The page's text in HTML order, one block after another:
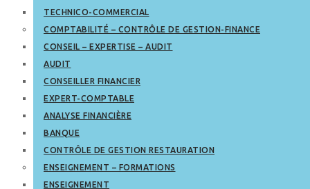
TECHNICO-COMMERCIAL
COMPTABILITÉ – CONTRÔLE DE GESTION-FINANCE
CONSEIL – EXPERTISE – AUDIT
AUDIT
CONSEILLER FINANCIER
EXPERT-COMPTABLE
ANALYSE FINANCIÈRE
BANQUE
CONTRÔLE DE GESTION RESTAURATION
ENSEIGNEMENT – FORMATIONS
ENSEIGNEMENT